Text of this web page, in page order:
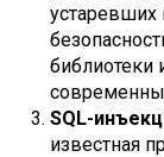
устаревших
библиотеки
SQL-
известная